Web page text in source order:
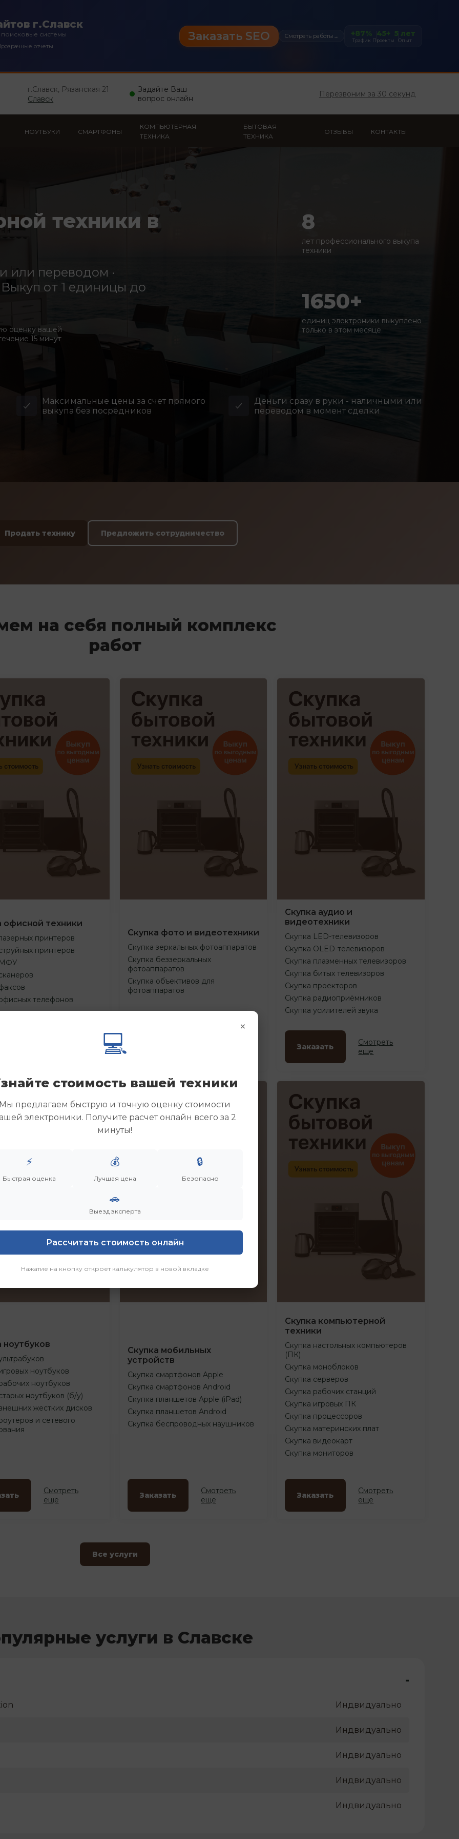
г.Славск
системы
отчеты
Заказать SEO Смотреть работы → +87%
Трафик
45+
Проекты
5 лет
Опыт
г.Славск, Рязанская 21
Славск
Задайте Ваш
вопрос онлайн
Перезвоним за 30 секунд
НОУТБУКИ СМАРТФОНЫ
КОМПЬЮТЕРНАЯ
ТЕХНИКА
БЫТОВАЯ
ТЕХНИКА
ОТЗЫВЫ КОНТАКТЫ
техники в
или переводом ·
от 1 единицы до
оценку вашей
15 минут
8
лет профессионального выкупа
техники
1650+
единиц электроники выкуплено
только в этом месяце
Максимальные цены за счет прямого
выкупа без посредников
Деньги сразу в руки - наличными или
переводом в момент сделки
Продать технику Предложить сотрудничество
на себя полный комплекс
работ
офисной техники
принтеров
принтеров
МФУ
телефонов
Скупка фото и видеотехники
Скупка зеркальных фотоаппаратов
Скупка беззеркальных
фотоаппаратов
Скупка объективов для
фотоаппаратов
Скупка аудио и
видеотехники
Скупка LED-телевизоров
Скупка OLED-телевизоров
Скупка плазменных телевизоров
Скупка битых телевизоров
Скупка проекторов
Скупка радиоприёмников
Скупка усилителей звука
Заказать
Смотреть
еще
ноутбуков
ноутбуков
ноутбуков
ноутбуков (б/у)
жестких дисков
и сетевого
Смотреть
еще
Скупка мобильных
устройств
Скупка смартфонов Apple
Скупка смартфонов Android
Скупка планшетов Apple (iPad)
Скупка планшетов Android
Скупка беспроводных наушников
Заказать
Смотреть
еще
Скупка компьютерной
техники
Скупка настольных компьютеров
(ПК)
Скупка моноблоков
Скупка серверов
Скупка рабочих станций
Скупка игровых ПК
Скупка процессоров
Скупка материнских плат
Скупка видеокарт
Скупка мониторов
Заказать
Смотреть
еще
Все услуги
услуги в Славске
-
Индвидуально
Индвидуально
Индвидуально
Индвидуально
Индвидуально
×
💻
стоимость вашей техники
предлагаем быструю и точную оценку стоимости
электроники. Получите расчет онлайн всего за 2
минуты!
⚡
Быстрая оценка
💰
Лучшая цена
🔒
Безопасно
🚗
Выезд эксперта
Рассчитать стоимость онлайн
Нажатие на кнопку откроет калькулятор в новой вкладке